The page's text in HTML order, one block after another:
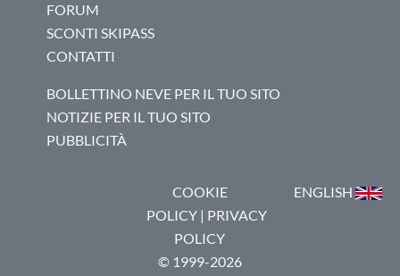
FORUM
SCONTI SKIPASS
CONTATTI
BOLLETTINO NEVE PER IL TUO SITO
NOTIZIE PER IL TUO SITO
PUBBLICITÀ
COOKIE
POLICY| PRIVACY
POLICY
© 1999-2026
ENGLISH